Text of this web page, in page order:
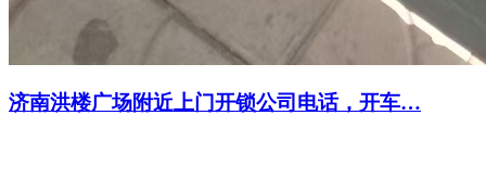
济南洪楼广场附近上门开锁公司电话，开车…